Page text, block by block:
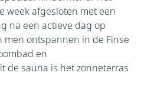
week afgesloten met een
na een actieve dag op
ontspannen in de Finse
en
de sauna is het zonneterras